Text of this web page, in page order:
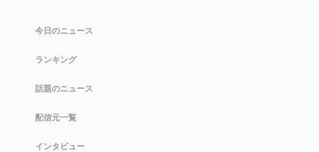
今日のニュース
ランキング
話題のニュース
配信元一覧
インタビュー